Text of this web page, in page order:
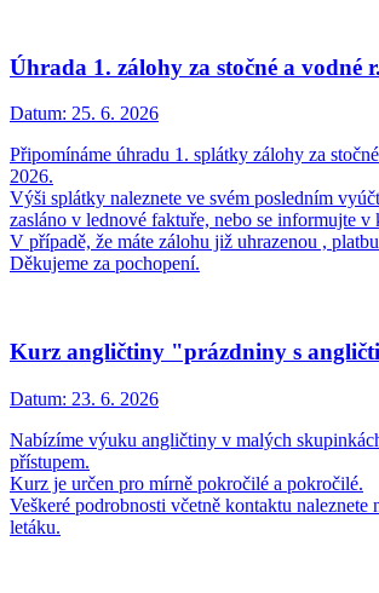
Úhrada 1. zálohy za stočné a vodné
Datum: 25. 6. 2026
Připomínáme úhradu 1. splátky zálohy za
2026.
Výši splátky naleznete ve svém posledním
zasláno v lednové faktuře, nebo se informujte v
V případě, že máte zálohu již uhrazenou ,
Děkujeme za pochopení.
Kurz angličtiny "prázdniny s
Datum: 23. 6. 2026
Nabízíme výuku angličtiny v malých
přístupem.
Kurz je určen pro mírně pokročilé a pokročilé.
Veškeré podrobnosti včetně kontaktu naleznete
letáku.